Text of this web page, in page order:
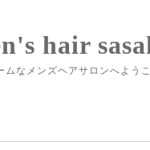
hair
ムなメンズヘアサロンへようこ